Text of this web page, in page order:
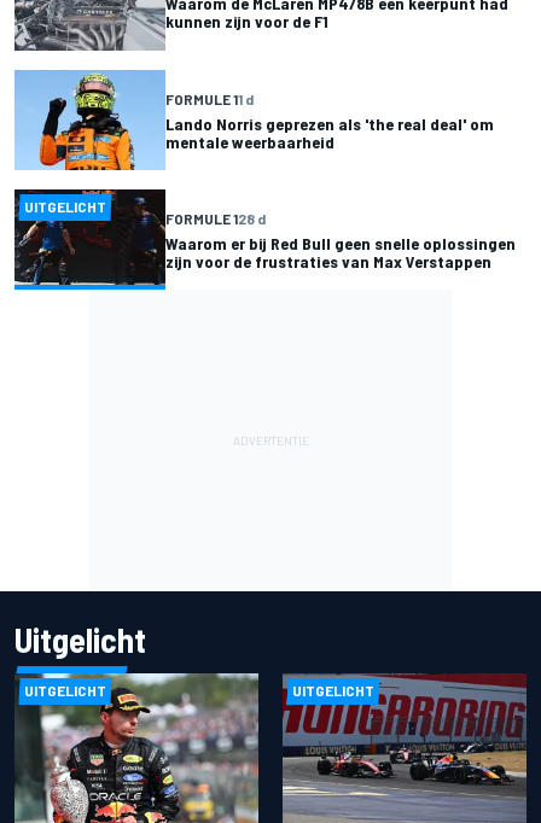
kunnen zijn voor de F1
FORMULE 11 d
Lando Norris geprezen als 'the real deal' om
mentale weerbaarheid
UITGELICHT
FORMULE 128 d
Waarom er bij Red Bull geen snelle oplossingen
zijn voor de frustraties van Max Verstappen
Uitgelicht
UITGELICHT UITGELICHT